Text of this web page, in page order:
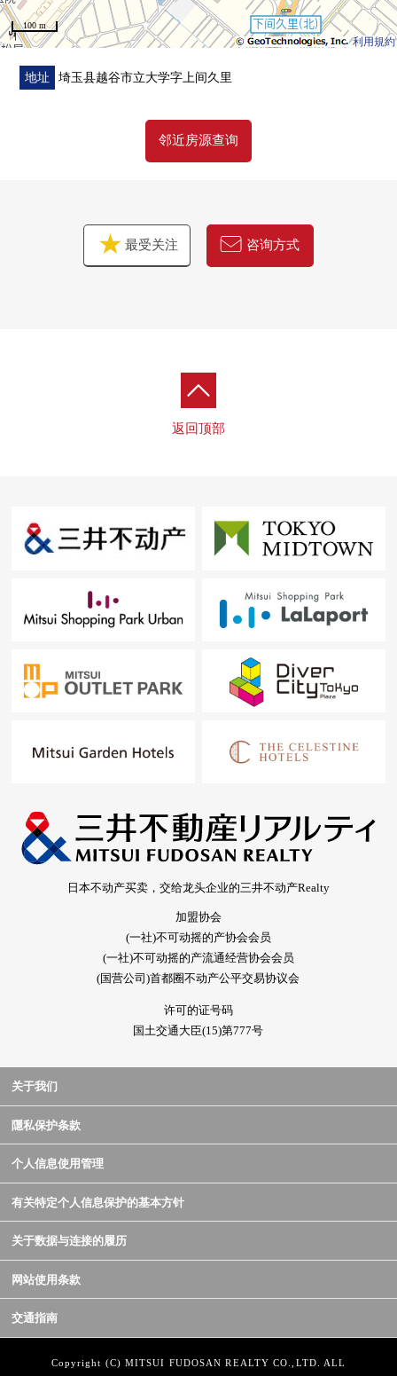
利用規約
100 m
地址 埼玉县越谷市立大学字上间久里
邻近房源查询
最受关注 咨询方式
返回顶部
日本不动产买卖，交给龙头企业的三井不动产Realty
加盟协会
(一社)不可动摇的产协会会员
(一社)不可动摇的产流通经营协会会员
(国营公司)首都圈不动产公平交易协议会
许可的证号码
国土交通大臣(15)第777号
关于我们
隱私保护条款
个人信息使用管理
有关特定个人信息保护的基本方针
关于数据与连接的履历
网站使用条款
交通指南
Copyright (C) MITSUI FUDOSAN REALTY CO.,LTD. ALL